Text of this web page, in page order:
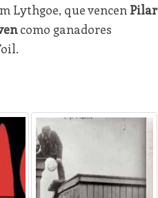
Lythgoe, que vencen Pilar
como ganadores